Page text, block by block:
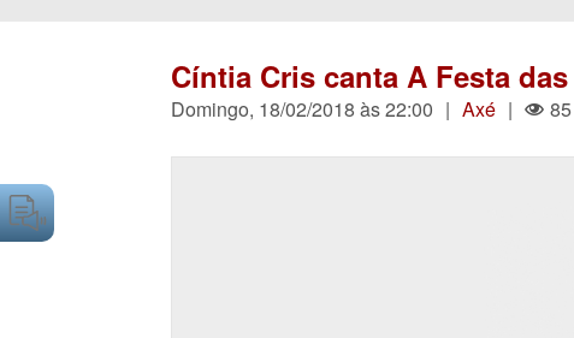
Cíntia Cris canta A Festa
Domingo, 18/02/2018 às 22:00 | Axé | 85